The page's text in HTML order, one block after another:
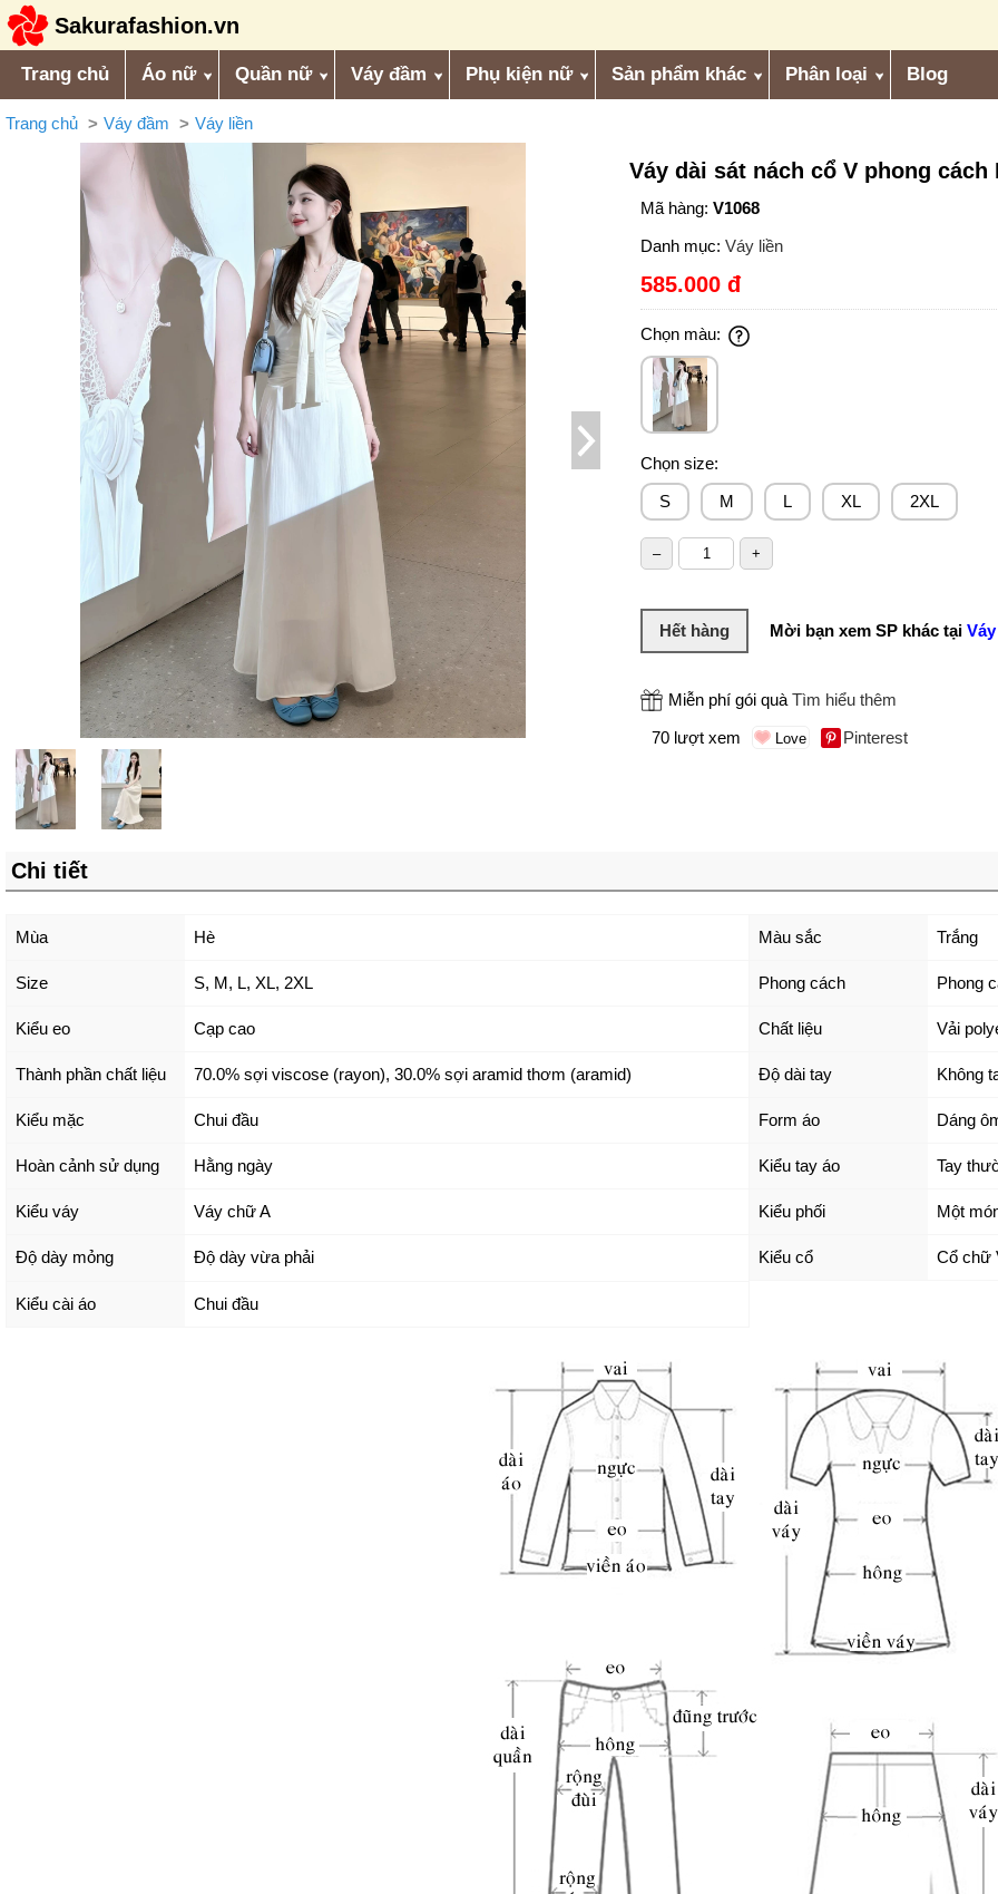
Sakurafashion.vn
Trang chủ Áo nữ Quần nữ Váy đầm Phụ kiện nữ Sản phẩm khác Phân loại Blog
Trang chủ Váy đầm Váy liền
Váy dài sát nách cổ V phong
Mã hàng:V1068
Danh mục:Váy liền
585.000 đ
Chọn màu:
Chọn size:
S
M L XL 2XL
Hết hàng Mời bạn xem SP khác tại
Miễn phí gói quàTìm hiểu thêm
70 lượt xem
Pinterest
Chi tiết
Mùa Hè Màu sắc Trắng
Size S, M, L, XL, 2XL Phong cách Phong
Kiểu eo Cạp cao Chất liệu Vải
Thành phần chất liệu 70.0% sợi viscose (rayon), 30.0% sợi aramid thơm (aramid) Độ dài tay Không
Kiểu mặc Chui đầu Form áo Dáng
Hoàn cảnh sử dụng Hằng ngày Kiểu tay áo Tay
Kiểu váy Váy chữ A Kiểu phối Một
Độ dày mỏng Độ dày vừa phải Kiểu cổ Cổ chữ
Kiểu cài áo Chui đầu